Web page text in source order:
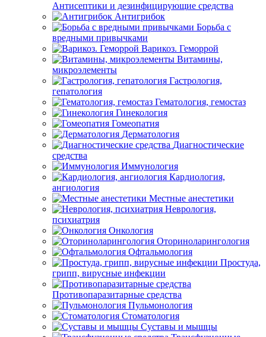
Антисептики и дезинфицирующие средства
Антигрибок
Борьба с
вредными привычками
Варикоз. Геморрой
Витамины,
микроэлементы
Гастрология,
гепатология
Гематология, гемостаз
Гинекология
Гомеопатия
Дерматология
Диагностические
средства
Иммунология
Кардиология,
ангиология
Местные анестетики
Неврология,
психиатрия
Онкология
Оториноларингология
Офтальмология
Простуда,
грипп, вирусные инфекции
Противопаразитарные средства
Пульмонология
Стоматология
Суставы и мышцы